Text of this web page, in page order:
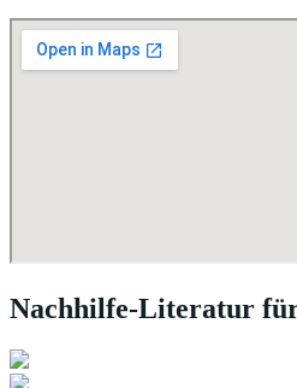
Nachhilfe-Literatur